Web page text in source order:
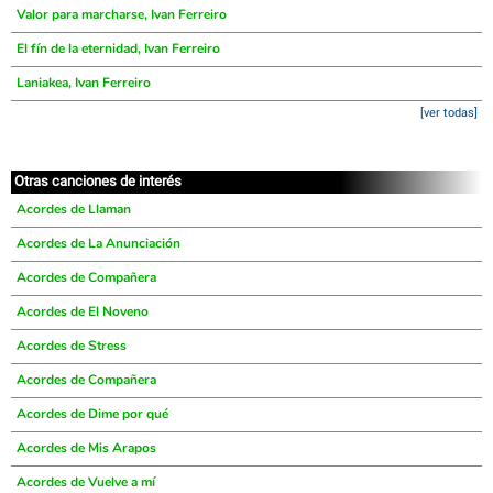
Valor para marcharse, Ivan Ferreiro
El fín de la eternidad, Ivan Ferreiro
Laniakea, Ivan Ferreiro
[ver todas]
Otras canciones de interés
Acordes de Llaman
Acordes de La Anunciación
Acordes de Compañera
Acordes de El Noveno
Acordes de Stress
Acordes de Compañera
Acordes de Dime por qué
Acordes de Mis Arapos
Acordes de Vuelve a mí